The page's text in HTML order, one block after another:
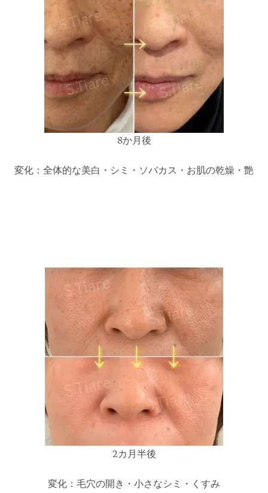
8か月後
変化：全体的な美白・シミ・ソバカス・お肌の乾燥・艶
2カ月半後
変化：毛穴の開き・小さなシミ・くすみ